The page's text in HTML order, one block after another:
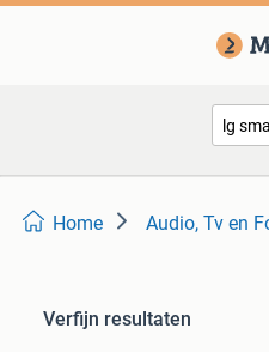
Home Audio, Tv en
Verfijn resultaten